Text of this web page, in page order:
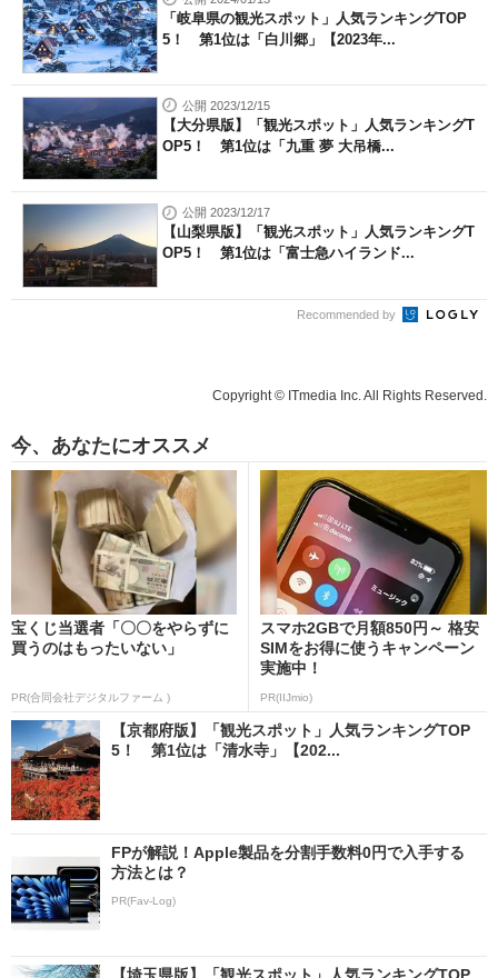
「岐阜県の観光スポット」人気ランキングTOP
5！ 第1位は「白川郷」【2023年...
公開 2023/12/15
【大分県版】「観光スポット」人気ランキングT
OP5！ 第1位は「九重 夢 大吊橋...
公開 2023/12/17
【山梨県版】「観光スポット」人気ランキングT
OP5！ 第1位は「富士急ハイランド...
Recommended by
Copyright © ITmedia Inc. All Rights Reserved.
今、あなたにオススメ
宝くじ当選者「〇〇をやらずに
買うのはもったいない」
PR(合同会社デジタルファーム )
スマホ2GBで月額850円～ 格安
SIMをお得に使うキャンペーン
実施中！
PR(IIJmio)
【京都府版】「観光スポット」人気ランキングTOP
5！ 第1位は「清水寺」【202...
FPが解説！Apple製品を分割手数料0円で入手する
方法とは？
PR(Fav-Log)